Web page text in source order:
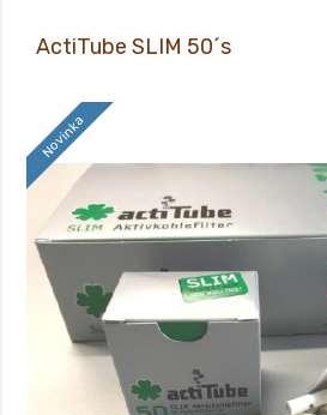
ActiTube SLIM 50´s
Novinka